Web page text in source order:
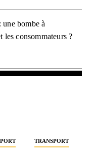
bombe à
les consommateurs ?
TRANSPORT